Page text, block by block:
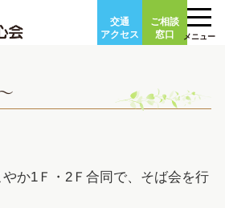
交通
アクセス
ご相談
窓口
メニュー
か1Ｆ・2Ｆ合同で、そば会を行